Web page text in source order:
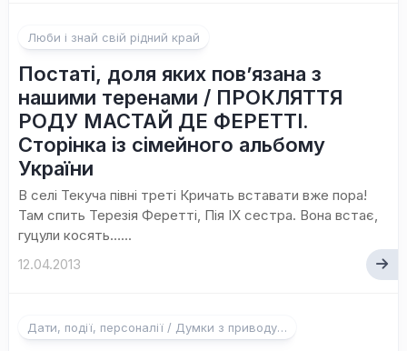
Люби і знай свій рідний край
Постаті, доля яких пов’язана з
нашими теренами / ПРОКЛЯТТЯ
РОДУ МАСТАЙ ДЕ ФЕРЕТТІ.
Сторінка із сімейного альбому
України
В селі Текуча півні треті Кричать вставати вже пора!
Там спить Терезія Феретті, Пія IX сестра. Вона встає,
гуцули косять…...
12.04.2013
Дати, події, персоналії / Думки з приводу…